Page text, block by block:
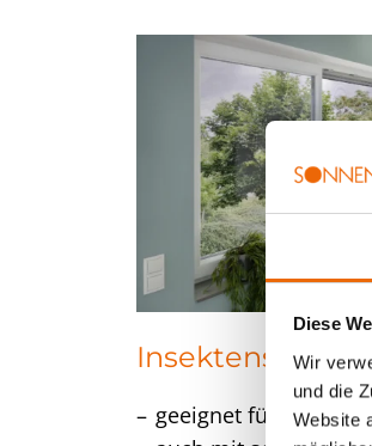
Diese
Wir
und die
Website
geeignet für